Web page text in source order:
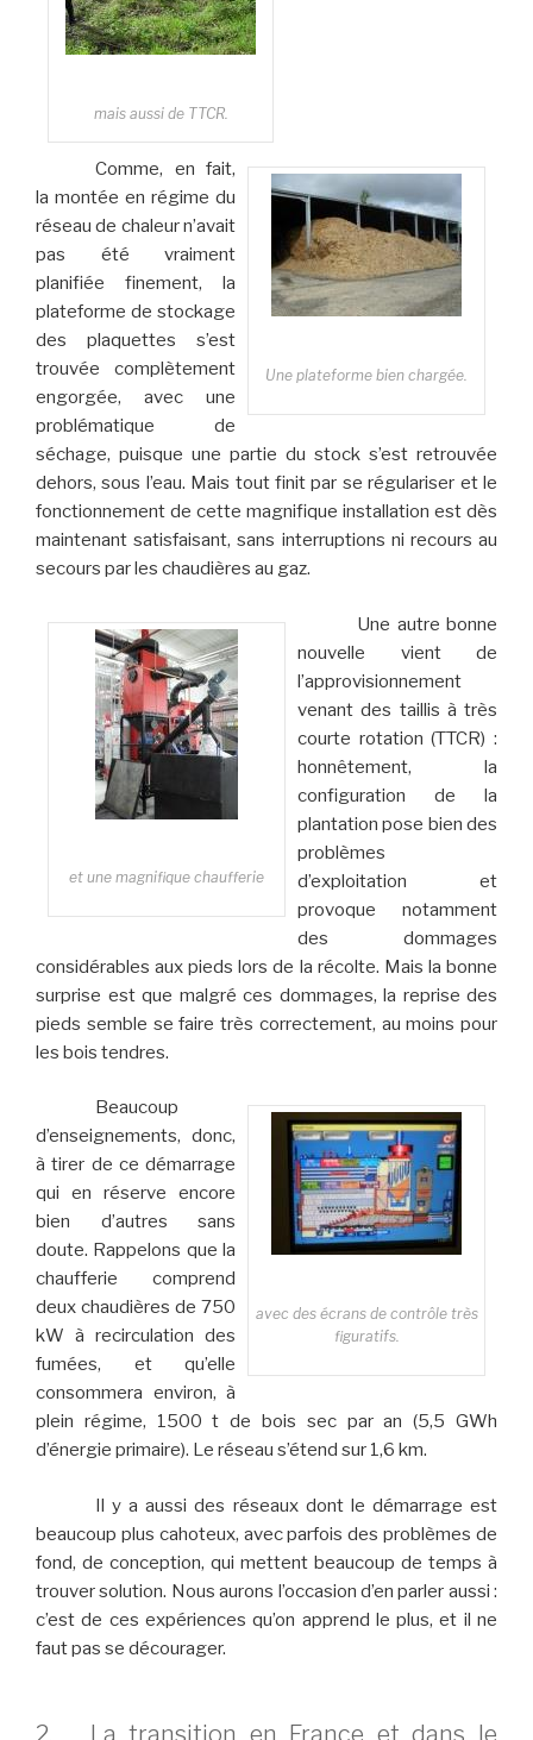
mais aussi de TTCR.
Une plateforme bien chargée.
Comme, en fait,
la montée en régime du
réseau de chaleur n’avait
pas été vraiment
planifiée finement, la
plateforme de stockage
des plaquettes s’est
trouvée complètement
engorgée, avec une
problématique de
séchage, puisque une partie du stock s’est retrouvée
dehors, sous l’eau. Mais tout finit par se régulariser et le
fonctionnement de cette magnifique installation est dès
maintenant satisfaisant, sans interruptions ni recours au
secours par les chaudières au gaz.
et une magnifique chaufferie
Une autre bonne
nouvelle vient de
l’approvisionnement
venant des taillis à très
courte rotation (TTCR) :
honnêtement, la
configuration de la
plantation pose bien des
problèmes
d’exploitation et
provoque notamment
des dommages
considérables aux pieds lors de la récolte. Mais la bonne
surprise est que malgré ces dommages, la reprise des
pieds semble se faire très correctement, au moins pour
les bois tendres.
avec des écrans de contrôle très
figuratifs.
Beaucoup
d’enseignements, donc,
à tirer de ce démarrage
qui en réserve encore
bien d’autres sans
doute. Rappelons que la
chaufferie comprend
deux chaudières de 750
kW à recirculation des
fumées, et qu’elle
consommera environ, à
plein régime, 1500 t de bois sec par an (5,5 GWh
d’énergie primaire). Le réseau s’étend sur 1,6 km.
Il y a aussi des réseaux dont le démarrage est
beaucoup plus cahoteux, avec parfois des problèmes de
fond, de conception, qui mettent beaucoup de temps à
trouver solution. Nous aurons l’occasion d’en parler aussi :
c’est de ces expériences qu’on apprend le plus, et il ne
faut pas se décourager.